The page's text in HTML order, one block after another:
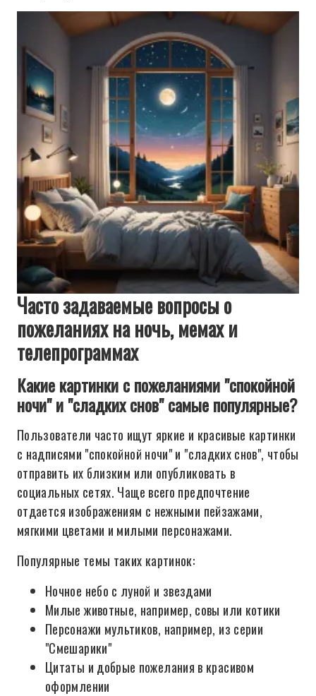
Часто задаваемые вопросы о
пожеланиях на ночь, мемах и
телепрограммах
Какие картинки с пожеланиями "спокойной
ночи" и "сладких снов" самые популярные?
Пользователи часто ищут яркие и красивые картинки
с надписями "спокойной ночи" и "сладких снов", чтобы
отправить их близким или опубликовать в
социальных сетях. Чаще всего предпочтение
отдается изображениям с нежными пейзажами,
мягкими цветами и милыми персонажами.
Популярные темы таких картинок:
Ночное небо с луной и звездами
Милые животные, например, совы или котики
Персонажи мультиков, например, из серии
"Смешарики"
Цитаты и добрые пожелания в красивом
оформлении